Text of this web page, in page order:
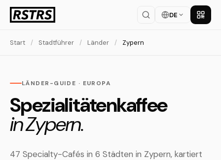
DE App
Start / Stadtführer / Länder / Zypern
LÄNDER-GUIDE · EUROPA
Spezialitätenkaffee
in Zypern.
47 Specialty-Cafés in 6 Städten in Zypern, kartiert